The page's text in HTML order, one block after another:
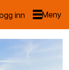
inn